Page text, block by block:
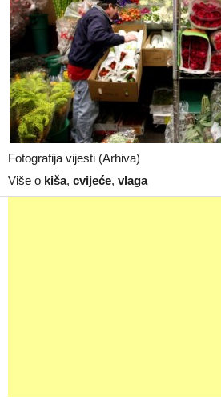
Fotografija vijesti (Arhiva)
Više o kiša, cvijeće, vlaga